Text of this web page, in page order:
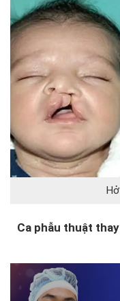
Ca phẫu thuật